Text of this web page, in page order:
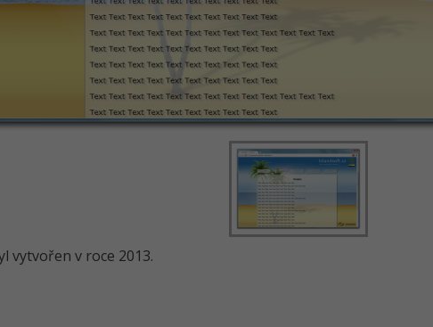
vytvořen v roce 2013.